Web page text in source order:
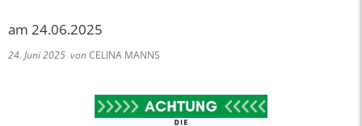
am 24.06.2025
24. Juni 2025 vonCELINA MANNS